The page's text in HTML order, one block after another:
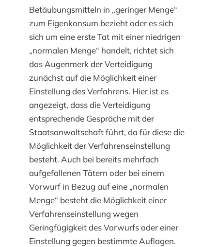
Betäubungsmitteln in „geringer Menge“
zum Eigenkonsum bezieht oder es sich
sich um eine erste Tat mit einer niedrigen
„normalen Menge“ handelt, richtet sich
das Augenmerk der Verteidigung
zunächst auf die Möglichkeit einer
Einstellung des Verfahrens. Hier ist es
angezeigt, dass die Verteidigung
entsprechende Gespräche mit der
Staatsanwaltschaft führt, da für diese die
Möglichkeit der Verfahrenseinstellung
besteht. Auch bei bereits mehrfach
aufgefallenen Tätern oder bei einem
Vorwurf in Bezug auf eine „normalen
Menge“ besteht die Möglichkeit einer
Verfahrenseinstellung wegen
Geringfügigkeit des Vorwurfs oder einer
Einstellung gegen bestimmte Auflagen.